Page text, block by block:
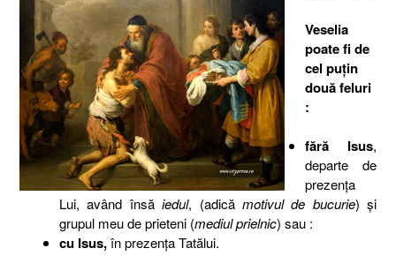
Veselia
poate fi de
cel puţin
două feluri
:
fără Isus,
departe de
prezenţa
Lui, având însăiedul, (adicămotivul de bucurie) şi
grupul meu de prieteni (mediul prielnic) sau :
cu Isus,în prezenţa Tatălui.